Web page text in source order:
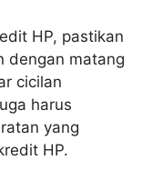
HP, pastikan
dengan matang
cicilan
harus
yang
HP.